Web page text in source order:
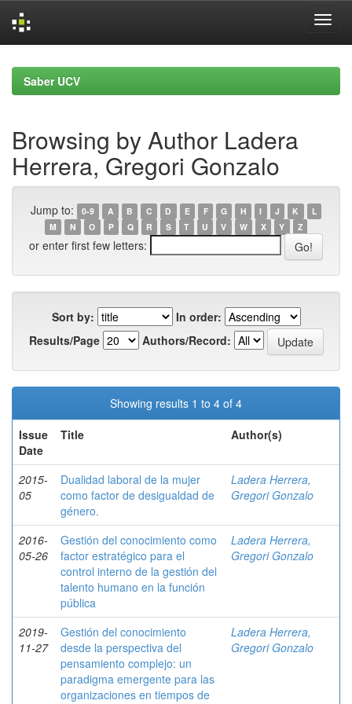
navigationSaber UCV
Browsing by Author Ladera
Herrera, Gregori Gonzalo
Jump to: 0-9 A B C D E F G H I J K
L
M
N O P Q R S T U V W X Y Z
or enter first few letters:
Sort by:
In order:
Results/Page
Authors/Record:
Showing results 1 to 4 of 4
Issue
Date
Title Author(s)
2015-
05
Dualidad laboral de la mujer
como factor de desigualdad de
género.
Ladera Herrera,
Gregori Gonzalo
2016-
05-26
Gestión del conocimiento como
factor estratégico para el
control interno de la gestión del
talento humano en la función
pública
Ladera Herrera,
Gregori Gonzalo
2019-
11-27
Gestión del conocimiento
desde la perspectiva del
pensamiento complejo: un
paradigma emergente para las
organizaciones en tiempos de
Ladera Herrera,
Gregori Gonzalo